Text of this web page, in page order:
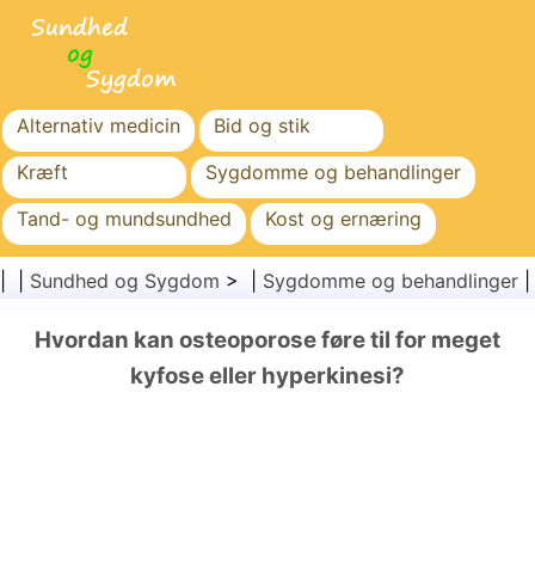
Alternativ medicin
Bid og stik
Kræft
Sygdomme og behandlinger
Tand- og mundsundhed
Kost og ernæring
Familiesundhed
Sundhedssektoren
Sundhed og Sygdom > | Sygdomme og behandlinger
Hvordan kan osteoporose føre til for meget
kyfose eller hyperkinesi?